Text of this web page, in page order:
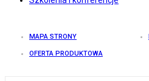
MAPA STRONY
OFERTA PRODUKTOWA